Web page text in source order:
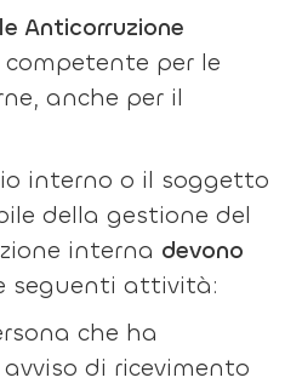
Anticorruzione
per le
anche per il
interno o il soggetto
della gestione del
interna devono
seguenti attività:
che ha
di ricevimento